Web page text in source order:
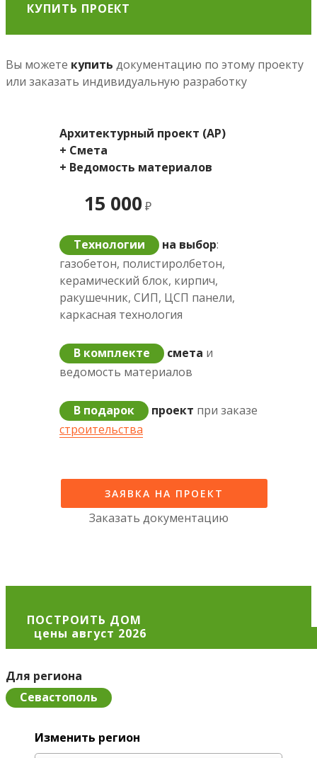
КУПИТЬ ПРОЕКТ
Вы можете купить документацию по этому проекту
или заказать индивидуальную разработку
Архитектурный проект (АР)
+ Смета
+ Ведомость материалов
15 000 ₽
Технологии на выбор:
газобетон, полистиролбетон,
керамический блок, кирпич,
ракушечник, СИП, ЦСП панели,
каркасная технология
В комплекте смета и
ведомость материалов
В подарок проект при заказе
строительства
ЗАЯВКА НА ПРОЕКТ
Заказать документацию
ПОСТРОИТЬ ДОМ
Для региона
Севастополь
Изменить регион